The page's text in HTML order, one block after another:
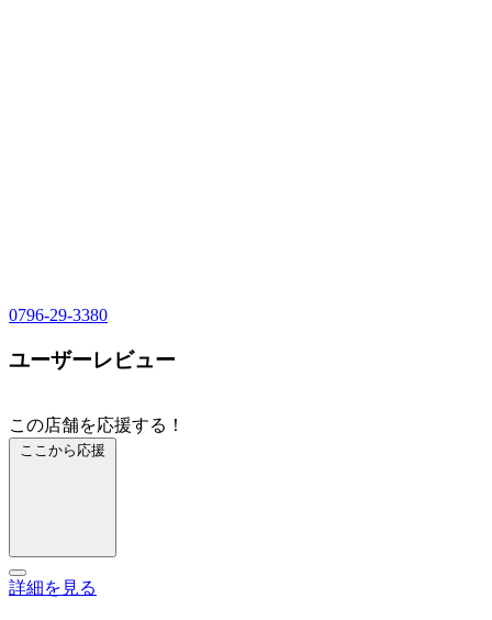
0796-29-3380
ユーザーレビュー
この店舗を応援する！
ここから応援
詳細を見る